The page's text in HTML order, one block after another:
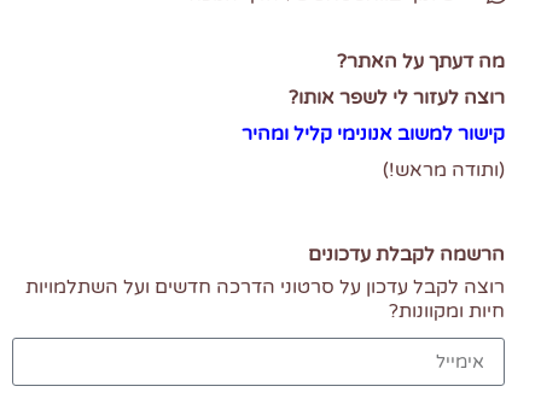
מה דעתך על האתר?
רוצה לעזור לי לשפר אותו?
קישור למשוב אנונימי קליל ומהיר
(ותודה מראש!)
הרשמה לקבלת עדכונים
רוצה לקבל עדכון על סרטוני הדרכה חדשים ועל השתלמויות
חיות ומקוונות?